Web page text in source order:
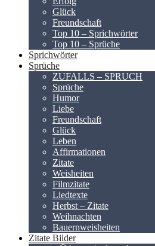
Glück
Freundschaft
Top 10 – Sprichwörter
Top 10 – Sprüche
Sprichwörter
Sprüche
ZUFALLS – SPRUCH
Sprüche
Humor
Liebe
Freundschaft
Glück
Leben
Affirmationen
Zitate
Weisheiten
Filmzitate
Liedtexte
Herbst – Zitate
Weihnachten
Bauernweisheiten
Zitate Bilder